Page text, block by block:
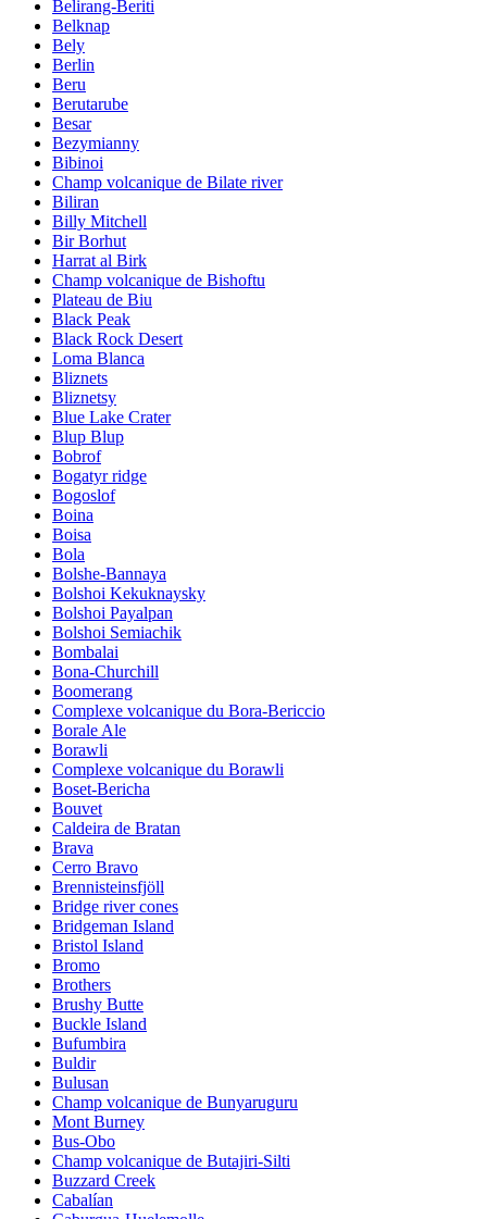
Belirang-Beriti
Belknap
Bely
Berlin
Beru
Berutarube
Besar
Bezymianny
Bibinoi
Champ volcanique de Bilate river
Biliran
Billy Mitchell
Bir Borhut
Harrat al Birk
Champ volcanique de Bishoftu
Plateau de Biu
Black Peak
Black Rock Desert
Loma Blanca
Bliznets
Bliznetsy
Blue Lake Crater
Blup Blup
Bobrof
Bogatyr ridge
Bogoslof
Boina
Boisa
Bola
Bolshe-Bannaya
Bolshoi Kekuknaysky
Bolshoi Payalpan
Bolshoi Semiachik
Bombalai
Bona-Churchill
Boomerang
Complexe volcanique du Bora-Bericcio
Borale Ale
Borawli
Complexe volcanique du Borawli
Boset-Bericha
Bouvet
Caldeira de Bratan
Brava
Cerro Bravo
Brennisteinsfjöll
Bridge river cones
Bridgeman Island
Bristol Island
Bromo
Brothers
Brushy Butte
Buckle Island
Bufumbira
Buldir
Bulusan
Champ volcanique de Bunyaruguru
Mont Burney
Bus-Obo
Champ volcanique de Butajiri-Silti
Buzzard Creek
Cabalían